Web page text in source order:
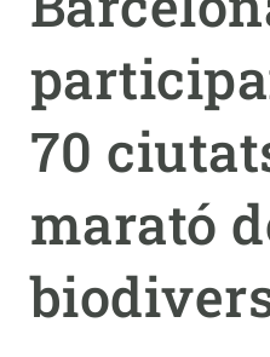
70
marató
menu
RECERCA
CIÈNCIA EN ACCIÓ
UNEIX-TE A NOSALTRES